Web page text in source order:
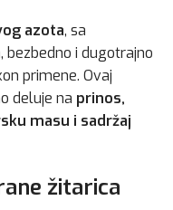
azota, sa
i dugotrajno
primene. Ovaj
deluje na prinos,
masu i sadržaj
žitarica